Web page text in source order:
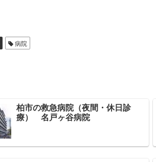
病院
柏市の救急病院（夜間・休日診
療） 名戸ヶ谷病院